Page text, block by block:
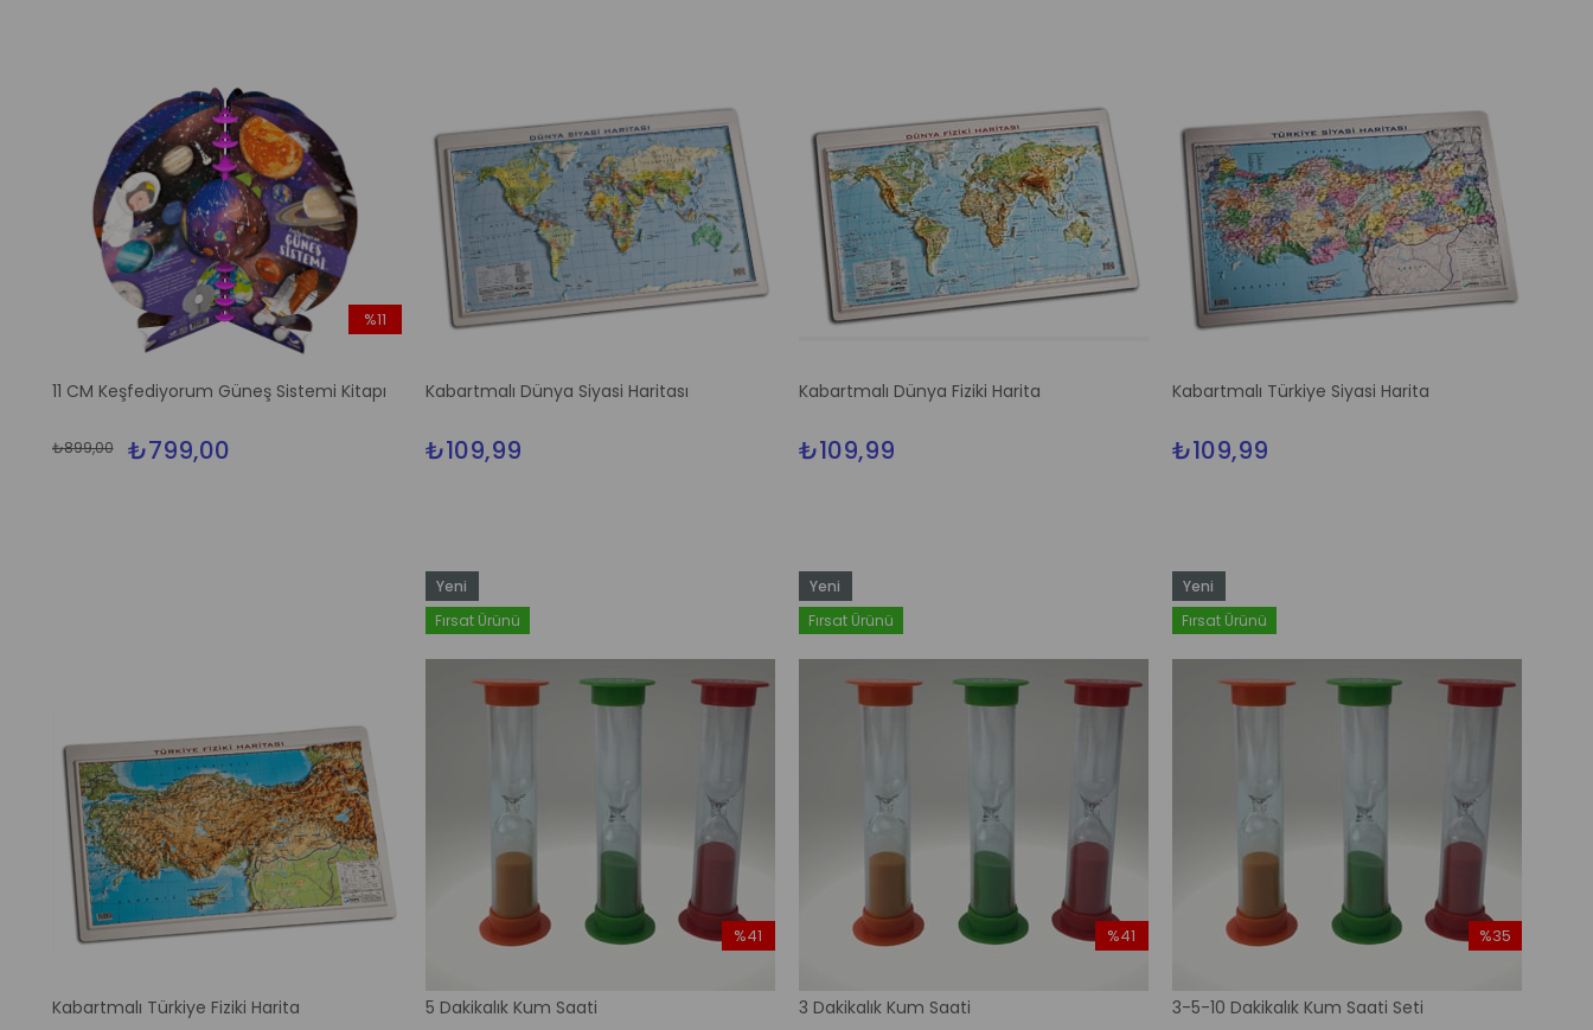
11 CM Keşfediyorum Güneş Sistemi Kitapı
₺799,00
₺899,00
%11
%11İndirim
Kabartmalı Dünya Siyasi Haritası
₺109,99
Kabartmalı Dünya Fiziki Harita
₺109,99
Kabartmalı Türkiye Siyasi Harita
₺109,99
Kabartmalı Türkiye Fiziki Harita 5 Dakikalık Kum Saati
%41
%41İndirim
Yeni
Ürün
Fırsat Ürünü
3 Dakikalık Kum Saati
%41
%41İndirim
Yeni
Ürün
Fırsat Ürünü
3-5-10 Dakikalık Kum Saati Seti
%35
Yeni
Ürün
Fırsat Ürünü